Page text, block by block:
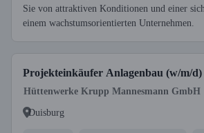
Sie von attraktiven Konditionen und einer
einem wachstumsorientierten Unternehmen.
Projekteinkäufer Anlagenbau (w/m/d)
Hüttenwerke Krupp Mannesmann GmbH
Duisburg